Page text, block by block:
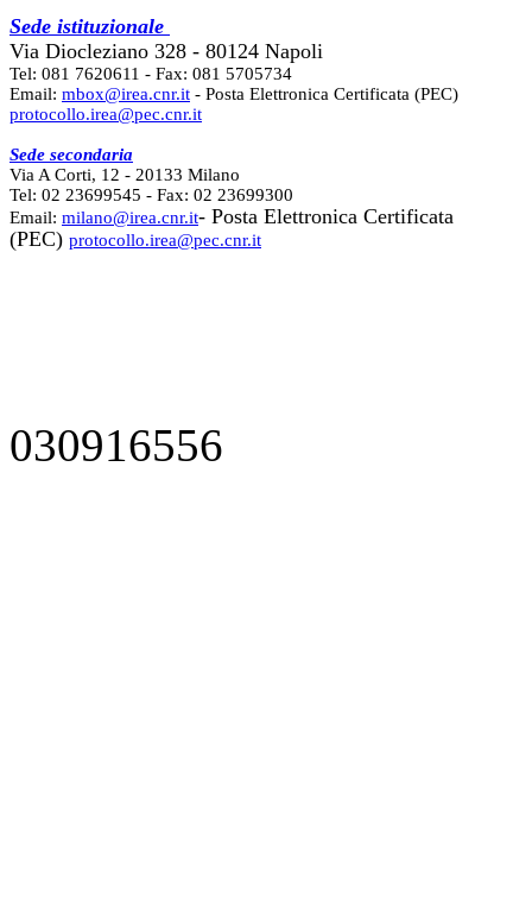
Sede istituzionale
Via Diocleziano 328 - 80124 Napoli
Tel: 081 7620611 - Fax: 081 5705734
Email: mbox@irea.cnr.it - Posta Elettronica Certificata (PEC)
protocollo.irea@pec.cnr.it
Sede secondaria
Via A Corti, 12 - 20133 Milano
Tel: 02 23699545 - Fax: 02 23699300
Email: milano@irea.cnr.it- Posta Elettronica Certificata
(PEC) protocollo.irea@pec.cnr.it
030916556